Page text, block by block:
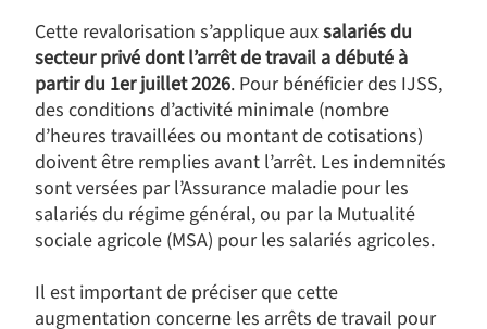
Cette revalorisation s’applique auxsalariés du
secteur privé dont l’arrêt de travail a débuté à
partir du 1er juillet 2026. Pour bénéficier des IJSS,
des conditions d’activité minimale (nombre
d’heures travaillées ou montant de cotisations)
doivent être remplies avant l’arrêt. Les indemnités
sont versées par l’Assurance maladie pour les
salariés du régime général, ou par la Mutualité
sociale agricole (MSA) pour les salariés agricoles.
Il est important de préciser que cette
augmentation concerne les arrêts de travail pour